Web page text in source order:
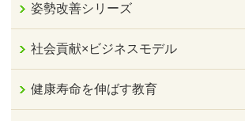
姿勢改善シリーズ
社会貢献×ビジネスモデル
健康寿命を伸ばす教育